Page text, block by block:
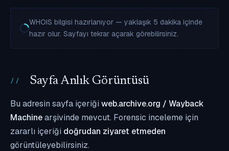
WHOIS bilgisi hazırlanıyor — yaklaşık 5 dakika içinde
hazır olur. Sayfayı tekrar açarak görebilirsiniz.
Sayfa Anlık Görüntüsü
Bu adresin sayfa içeriği web.archive.org / Wayback
Machinearşivinde mevcut. Forensic inceleme için
zararlı içeriği doğrudan ziyaret etmeden
görüntüleyebilirsiniz.